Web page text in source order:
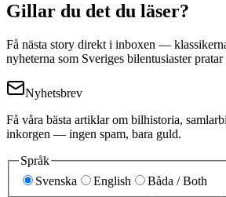
Gillar du det du läser?
Få nästa story direkt i inboxen —
nyheterna som Sveriges bilentusiaster pratar
Nyhetsbrev
Få våra bästa artiklar om bilhistoria,
inkorgen — ingen spam, bara guld.
Språk
Svenska
English Båda / Both